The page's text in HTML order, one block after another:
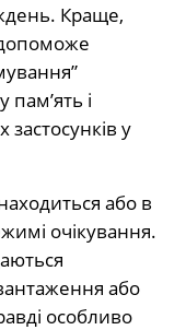
Краще,
і
застосунків у
або в
очікування.
або
особливо